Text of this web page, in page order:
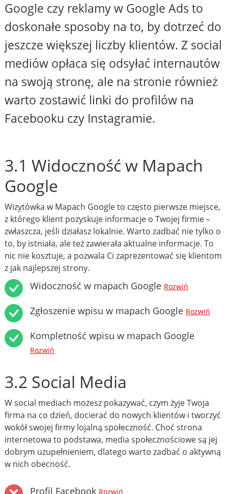
Google czy reklamy w Google Ads to
doskonałe sposoby na to, by dotrzeć do
jeszcze większej liczby klientów. Z social
mediów opłaca się odsyłać internautów
na swoją stronę, ale na stronie również
warto zostawić linki do profilów na
Facebooku czy Instagramie.
3.1 Widoczność w Mapach
Google
Wizytówka w Mapach Google to często pierwsze miejsce,
z którego klient pozyskuje informacje o Twojej firmie –
zwłaszcza, jeśli działasz lokalnie. Warto zadbać nie tylko o
to, by istniała, ale też zawierała aktualne informacje. To
nic nie kosztuje, a pozwala Ci zaprezentować się klientom
z jak najlepszej strony.
Widoczność w mapach Google Rozwiń
Zgłoszenie wpisu w mapach Google Rozwiń
Kompletność wpisu w mapach Google
Rozwiń
3.2 Social Media
W social mediach możesz pokazywać, czym żyje Twoja
firma na co dzień, docierać do nowych klientów i tworzyć
wokół swojej firmy lojalną społeczność. Choć strona
internetowa to podstawa, media społecznościowe są jej
dobrym uzupełnieniem, dlatego warto zadbać o aktywną
w nich obecność.
Profil Facebook